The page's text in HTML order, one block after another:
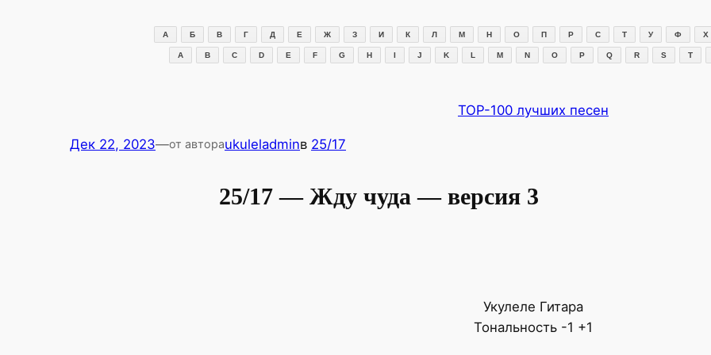
А Б В Г Д Е Ж З И К Л М Н О П Р С Т У Ф Х
A B C D E F G H I J K L M N O P Q R S T
TOP-100 лучших песен
Дек 22, 2023—от автораukuleladminв 25/17
25/17 — Жду чуда — версия 3
Укулеле Гитара
Тональность -1 +1